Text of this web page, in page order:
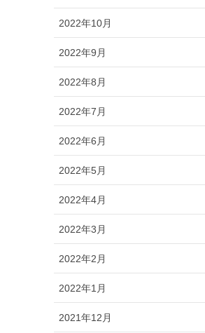
2022年10月
2022年9月
2022年8月
2022年7月
2022年6月
2022年5月
2022年4月
2022年3月
2022年2月
2022年1月
2021年12月